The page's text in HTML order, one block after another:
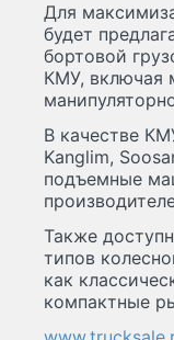
Для
будет
бортовой
КМУ, включая
В качестве
Kanglim,
подъемные
Также
типов
как
компактные